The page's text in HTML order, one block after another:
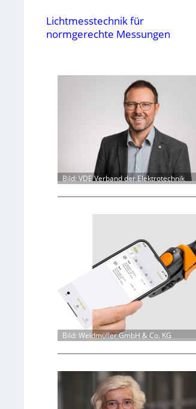
Lichtmesstechnik für
normgerechte Messungen
Bild: VDE Verband der Elektrotechnik
Bild: Weidmüller GmbH & Co. KG